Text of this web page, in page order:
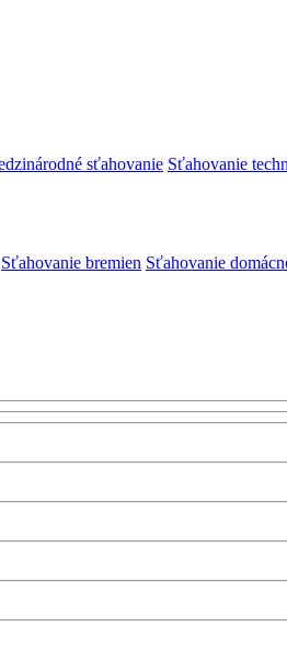
sťahovanie Sťahovanie
Sťahovanie bremien Sťahovanie